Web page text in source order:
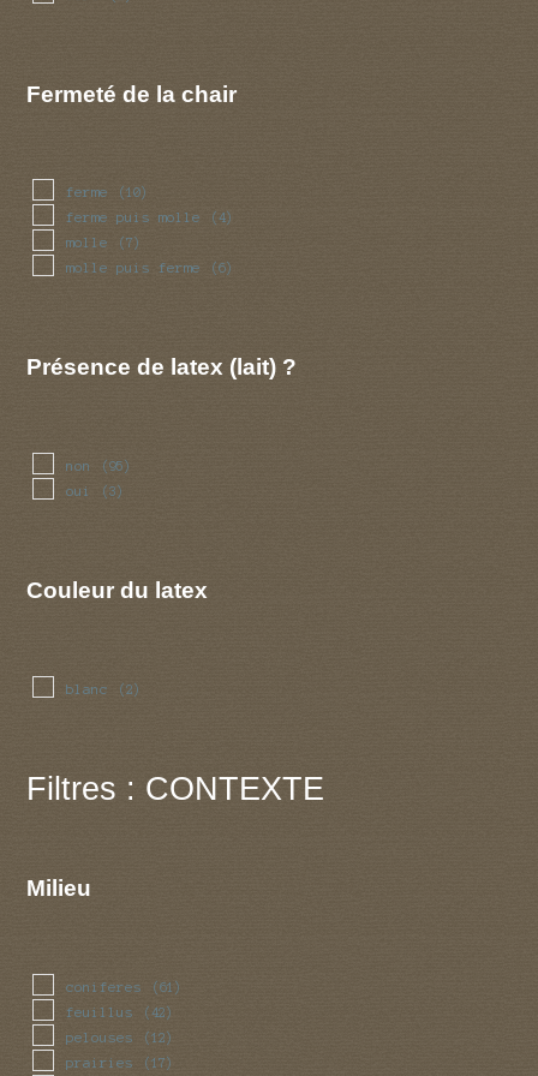
Fermeté de la chair
ferme (10)
ferme puis molle (4)
molle (7)
molle puis ferme (6)
Présence de latex (lait) ?
non (95)
oui (3)
Couleur du latex
blanc (2)
Filtres : CONTEXTE
Milieu
coniferes (61)
feuillus (42)
pelouses (12)
prairies (17)